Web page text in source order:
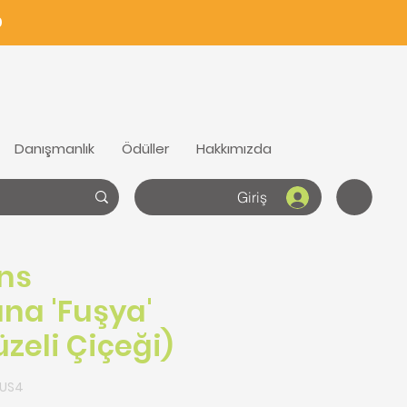
Danışmanlık Ödüller Hakkımızda
Giriş
'Fuşya'
Çiçeği)